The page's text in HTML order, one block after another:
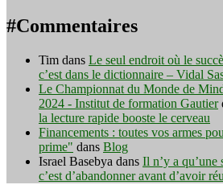
#Commentaires
Tim dans Le seul endroit où le
c’est dans le dictionnaire – Vidal
Le Championnat du Monde de
2024 - Institut de formation Gautier
la lecture rapide booste le cerveau
Financements : toutes vos armes
prime" dans Blog
Israel Basebya dans Il n’y a qu’une
c’est d’abandonner avant d’avoir